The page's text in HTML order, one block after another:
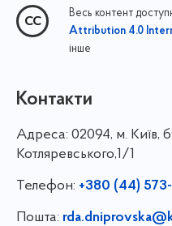
Весь контент
Attribution 4.0
інше
Контакти
Адреса: 02094, м. Київ,
Котляревського,1/1
Телефон: +380 (44)
Пошта: